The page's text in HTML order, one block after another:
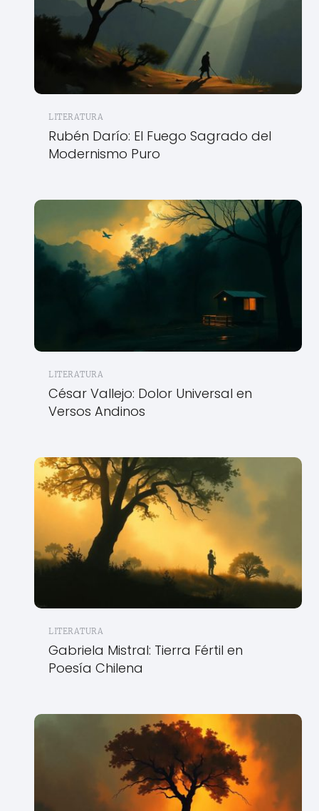
LITERATURA
Rubén Darío: El Fuego Sagrado del
Modernismo Puro
LITERATURA
César Vallejo: Dolor Universal en
Versos Andinos
LITERATURA
Gabriela Mistral: Tierra Fértil en
Poesía Chilena